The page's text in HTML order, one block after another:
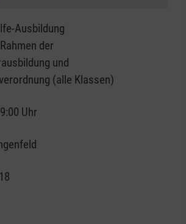
Ausbildung
der
und
(alle Klassen)
Uhr
18